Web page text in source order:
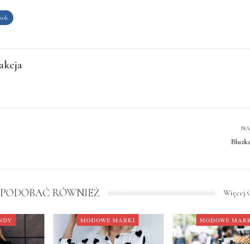
RÓWNIEŻ Więcej
MODOWE MARKI MODOWE